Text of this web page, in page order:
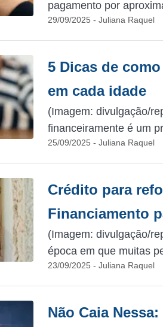
pagamento por
29/09/2025 - Juliana Raquel
5 Dicas de
em cada idade
(Imagem: divulgação/
financeiramente é um
25/09/2025 - Juliana Raquel
Crédito para
Financiamento
(Imagem: divulgação/
época em que muitas
23/09/2025 - Juliana Raquel
Não Caia